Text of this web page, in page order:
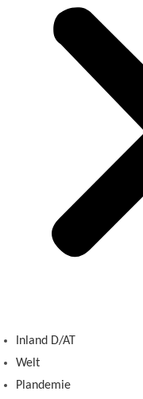
Inland D/AT
Welt
Plandemie